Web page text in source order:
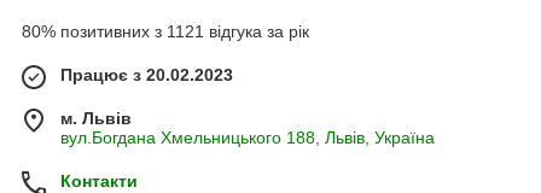
80% позитивних з 1121 відгука за рік
Працює з 20.02.2023
м. Львів
вул.Богдана Хмельницького 188, Львів, Україна
Контакти